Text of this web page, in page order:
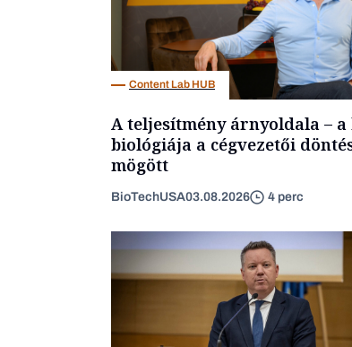
Content Lab HUB
A teljesítmény árnyoldala – a
biológiája a cégvezetői
mögött
BioTechUSA03.08.2026 4 perc